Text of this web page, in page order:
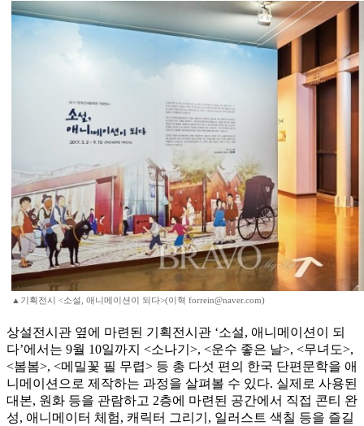
▲기획전시 <소설, 애니메이션이 되다>(이혁 forrein@naver.com)
상설전시관 옆에 마련된 기획전시관 ‘소설, 애니메이션이 되
다’에서는 9월 10일까지 <소나기>, <운수 좋은 날>, <무녀도>,
<봄봄>, <메밀꽃 필 무렵> 등 총 다섯 편의 한국 단편문학을 애
니메이션으로 제작하는 과정을 살펴볼 수 있다. 실제로 사용된
대본, 원화 등을 관람하고 2층에 마련된 공간에서 직접 콘티 완
성, 애니메이터 체험, 캐릭터 그리기, 일러스트 색칠 등을 즐길